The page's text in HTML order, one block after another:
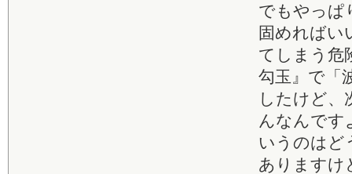
でもやっぱ
固めればい
てしまう危
勾玉』で「
したけど、
んなんです
いうのはど
ありますけ